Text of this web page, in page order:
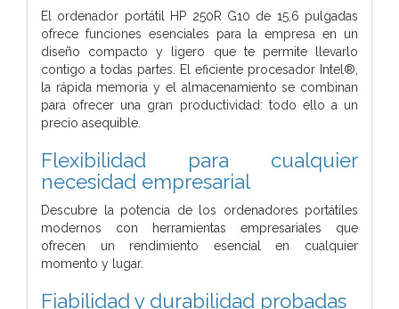
El ordenador portátil HP 250R G10 de 15,6 pulgadas
ofrece funciones esenciales para la empresa en un
diseño compacto y ligero que te permite llevarlo
contigo a todas partes. El eficiente procesador Intel®,
la rápida memoria y el almacenamiento se combinan
para ofrecer una gran productividad: todo ello a un
precio asequible.
Flexibilidad para cualquier
necesidad empresarial
Descubre la potencia de los ordenadores portátiles
modernos con herramientas empresariales que
ofrecen un rendimiento esencial en cualquier
momento y lugar.
Fiabilidad y durabilidad probadas